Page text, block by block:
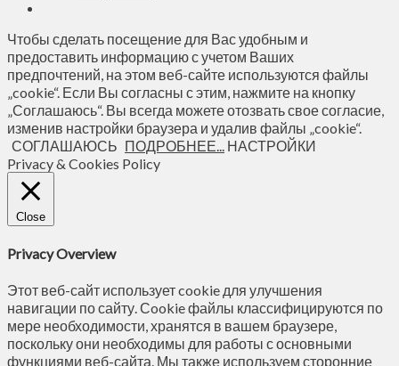
Чтобы сделать посещение для Вас удобным и
предоставить информацию с учетом Ваших
предпочтений, на этом веб-сайте используются файлы
„cookie“. Если Вы согласны с этим, нажмите на кнопку
„Соглашаюсь“. Вы всегда можете отозвать свое согласие,
изменив настройки браузера и удалив файлы „cookie“.
СОГЛАШАЮСЬ ПОДРОБНЕЕ... НАСТРОЙКИ
Privacy & Cookies Policy
Close
Privacy Overview
Этот веб-сайт использует cookie для улучшения
навигации по сайту. Сookie файлы классифицируются по
мере необходимости, хранятся в вашем браузере,
поскольку они необходимы для работы с основными
функциями веб-сайта. Мы также используем сторонние